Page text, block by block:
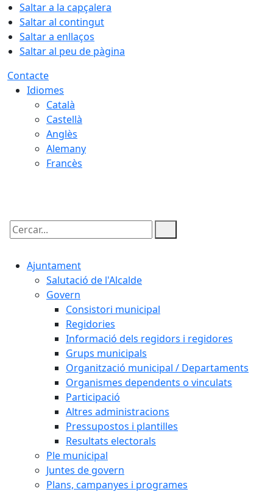
Saltar a la capçalera
Saltar al contingut
Saltar a enllaços
Saltar al peu de pàgina
Contacte
Idiomes
Català
Castellà
Anglès
Alemany
Francès
Cercar:
Ajuntament
Salutació de l'Alcalde
Govern
Consistori municipal
Regidories
Informació dels regidors i regidores
Grups municipals
Organització municipal / Departaments
Organismes dependents o vinculats
Participació
Altres administracions
Pressupostos i plantilles
Resultats electorals
Ple municipal
Juntes de govern
Plans, campanyes i programes